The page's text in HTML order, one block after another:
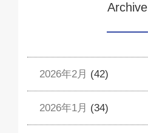
Archive
2026年2月 (42)
2026年1月 (34)